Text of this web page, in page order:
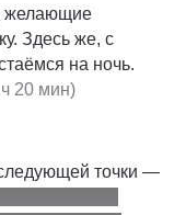
желающие
Здесь же, с
на ночь.
20 мин)
точки —